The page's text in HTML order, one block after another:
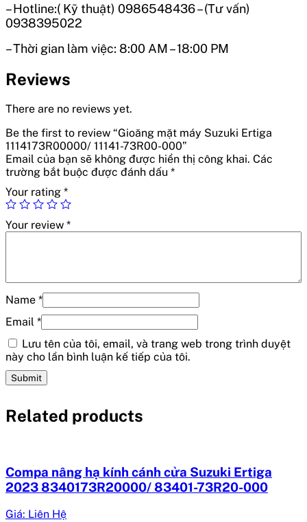
– Hotline:( Kỹ thuật) 0986548436 – (Tư vấn)
0938395022
– Thời gian làm việc: 8:00 AM – 18:00 PM
Reviews
There are no reviews yet.
Be the first to review “Gioăng mặt máy Suzuki Ertiga
1114173R00000/ 11141-73R00-000”
Email của bạn sẽ không được hiển thị công khai. Các
trường bắt buộc được đánh dấu *
Your rating *
Your review *
Name *
Email *
Lưu tên của tôi, email, và trang web trong trình duyệt
này cho lần bình luận kế tiếp của tôi.
Related products
Compa nâng hạ kính cánh cửa Suzuki Ertiga
2023 8340173R20000/ 83401-73R20-000
Giá: Liên Hệ